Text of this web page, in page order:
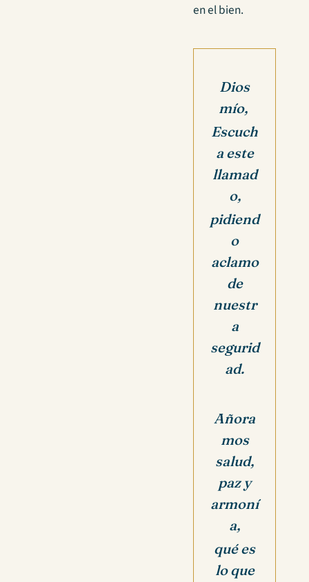
en el bien.
Dios
mío,
Escuch
a este
llamad
o,
pidiend
o
aclamo
de
nuestr
a
segurid
ad.
Añora
mos
salud,
paz y
armoní
a,
qué es
lo que